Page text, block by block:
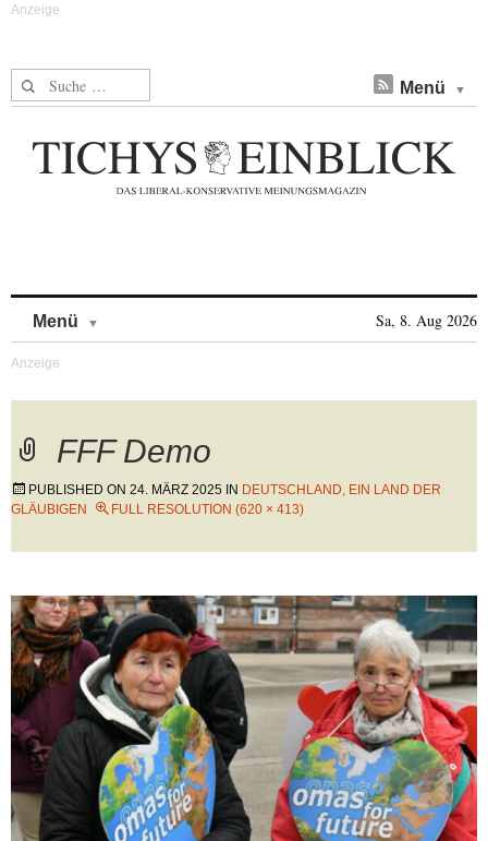
Suche nach: Menü
Menü Sa, 8. Aug 2026
FFF Demo
PUBLISHED ON 24. MÄRZ 2025 IN DEUTSCHLAND, EIN LAND DER
GLÄUBIGEN
FULL RESOLUTION (620 × 413)